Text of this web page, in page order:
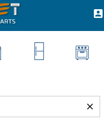
account_box